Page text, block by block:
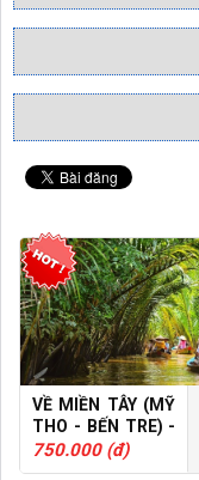
VỀ MIỀN TÂY (MỸ
THO - BẾN TRE) -
1 NGÀY - TOUR
GHÉP
750.000 (đ)